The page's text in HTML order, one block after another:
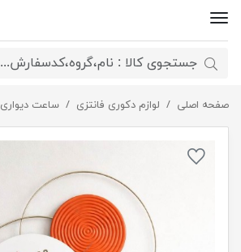
صفحه اصلی لوازم دکوری فانتزی ساعت دیواری ساعت دیواری مدرن اورانوس